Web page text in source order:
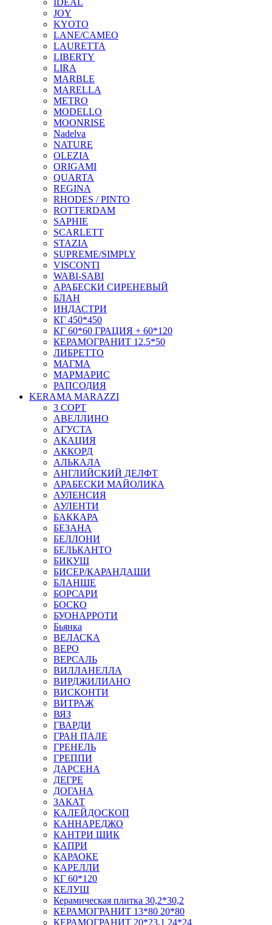
IDEAL
JOY
KYOTO
LANE/CAMEO
LAURETTA
LIBERTY
LIRA
MARBLE
MARELLA
METRO
MODELLO
MOONRISE
Nadelva
NATURE
OLEZIA
ORIGAMI
QUARTA
REGINA
RHODES / PINTO
ROTTERDAM
SAPHIE
SCARLETT
STAZIA
SUPREME/SIMPLY
VISCONTI
WABI-SABI
АРАБЕСКИ СИРЕНЕВЫЙ
БЛАН
ИНДАСТРИ
КГ 450*450
КГ 60*60 ГРАЦИЯ + 60*120
КЕРАМОГРАНИТ 12.5*50
ЛИБРЕТТО
МАГМА
МАРМАРИС
РАПСОДИЯ
KERAMA MARAZZI
3 СОРТ
АВЕЛЛИНО
АГУСТА
АКАЦИЯ
АККОРД
АЛЬКАЛА
АНГЛИЙСКИЙ ДЕЛФТ
АРАБЕСКИ МАЙОЛИКА
АУЛЕНСИЯ
АУЛЕНТИ
БАККАРА
БЕЗАНА
БЕЛЛОНИ
БЕЛЬКАНТО
БИКУШ
БИСЕР/КАРАНДАШИ
БЛАНШЕ
БОРСАРИ
БОСКО
БУОНАРРОТИ
Бьянка
ВЕЛАСКА
ВЕРО
ВЕРСАЛЬ
ВИЛЛАНЕЛЛА
ВИРДЖИЛИАНО
ВИСКОНТИ
ВИТРАЖ
ВЯЗ
ГВАРДИ
ГРАН ПАЛЕ
ГРЕНЕЛЬ
ГРЕППИ
ДАРСЕНА
ДЕГРЕ
ДОГАНА
ЗАКАТ
КАЛЕЙДОСКОП
КАННАРЕДЖО
КАНТРИ ШИК
КАПРИ
КАРАОКЕ
КАРЕЛЛИ
КГ 60*120
КЕЛУШ
Керамическая плитка 30,2*30,2
КЕРАМОГРАНИТ 13*80 20*80
КЕРАМОГРАНИТ 20*23,1 24*24